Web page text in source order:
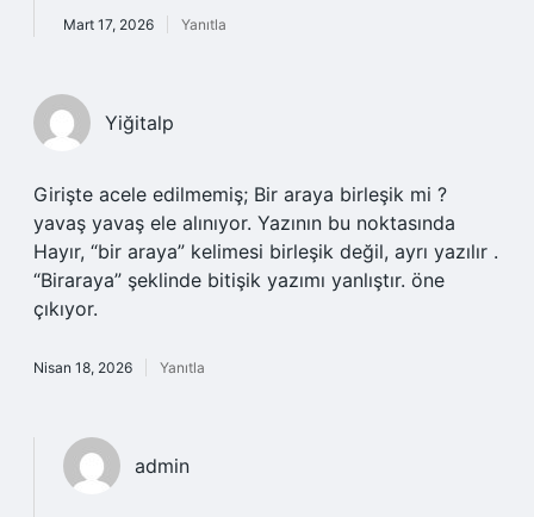
Mart 17, 2026 Yanıtla
Yiğitalp
Girişte acele edilmemiş; Bir araya birleşik mi ?
yavaş yavaş ele alınıyor. Yazının bu noktasında
Hayır, “bir araya” kelimesi birleşik değil, ayrı yazılır .
“Biraraya” şeklinde bitişik yazımı yanlıştır. öne
çıkıyor.
Nisan 18, 2026 Yanıtla
admin